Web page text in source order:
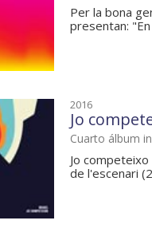
Per la bona
presentan:
2016
Jo
Cuarto álbum
Jo
de l'escenari